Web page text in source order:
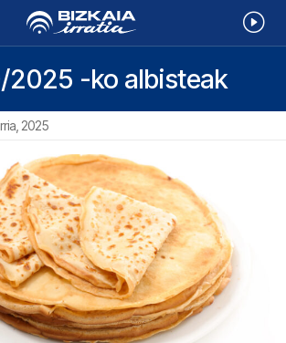
2025 -ko albisteak
2025